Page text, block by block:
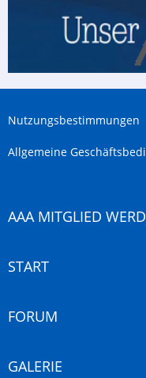
Nutzungsbestimmungen
Allgemeine
AAA MITGLIED
START
FORUM
GALERIE